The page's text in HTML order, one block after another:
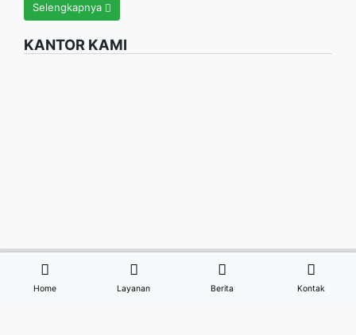
Selengkapnya
KANTOR KAMI
Home Layanan Berita Kontak